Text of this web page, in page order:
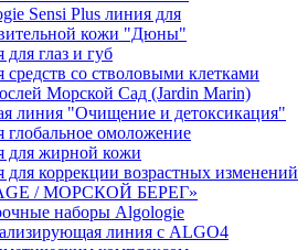
Sensi Plus линия для
кожи "Дюны"
глаз и губ
со стволовыми клетками
Морской Сад (Jardin Marin)
линия "Очищение и детоксикация"
глобальное омоложение
для жирной кожи
для коррекции возрастных изменений
/ МОРСКОЙ БЕРЕГ»
наборы Algologie
линия с ALGO4